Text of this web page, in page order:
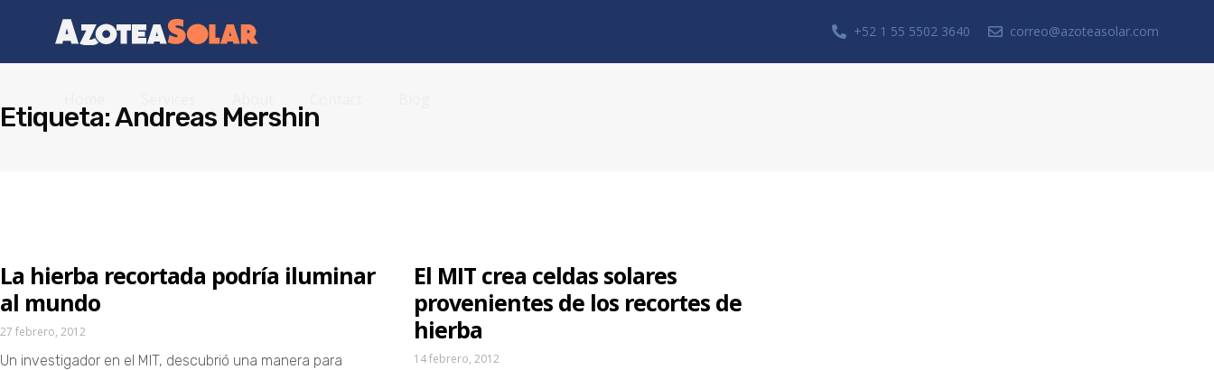
+52 1 55 5502 3640 correo@azoteasolar.com
Etiqueta: Andreas Mershin
La hierba recortada podría iluminar
al mundo
27 febrero, 2012
Un investigador en el MIT, descubrió una manera para
El MIT crea celdas solares
provenientes de los recortes de
hierba
14 febrero, 2012